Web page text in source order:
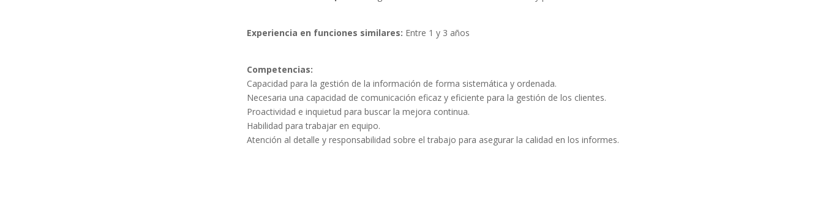
Experiencia en funciones similares: Entre 1 y 3 años
Competencias:
Capacidad para la gestión de la información de forma sistemática y ordenada.
Necesaria una capacidad de comunicación eficaz y eficiente para la gestión de los clientes.
Proactividad e inquietud para buscar la mejora continua.
Habilidad para trabajar en equipo.
Atención al detalle y responsabilidad sobre el trabajo para asegurar la calidad en los informes.